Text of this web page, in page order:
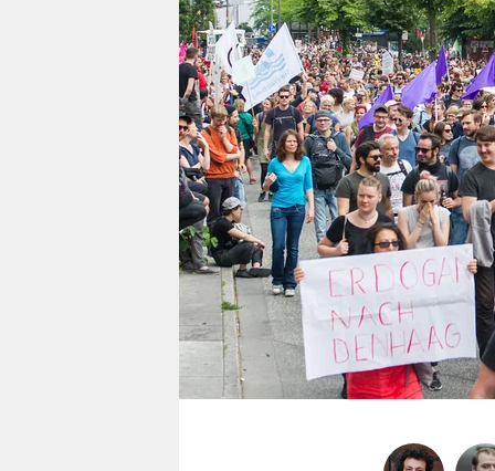
nord
wahrheit
verlag
verlag
veranstaltungen
shop
fragen & hilfe
unterstützen
abo